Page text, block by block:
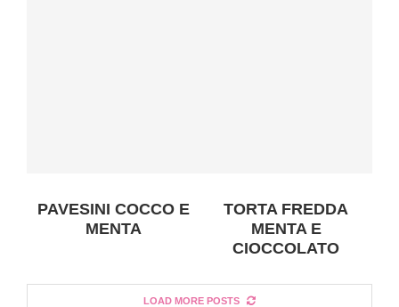
PAVESINI COCCO E
MENTA
TORTA FREDDA
MENTA E
CIOCCOLATO
LOAD MORE POSTS